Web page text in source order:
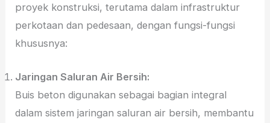
proyek konstruksi, terutama dalam infrastruktur
perkotaan dan pedesaan, dengan fungsi-fungsi
khususnya:
Jaringan Saluran Air Bersih:
Buis beton digunakan sebagai bagian integral
dalam sistem jaringan saluran air bersih, membantu